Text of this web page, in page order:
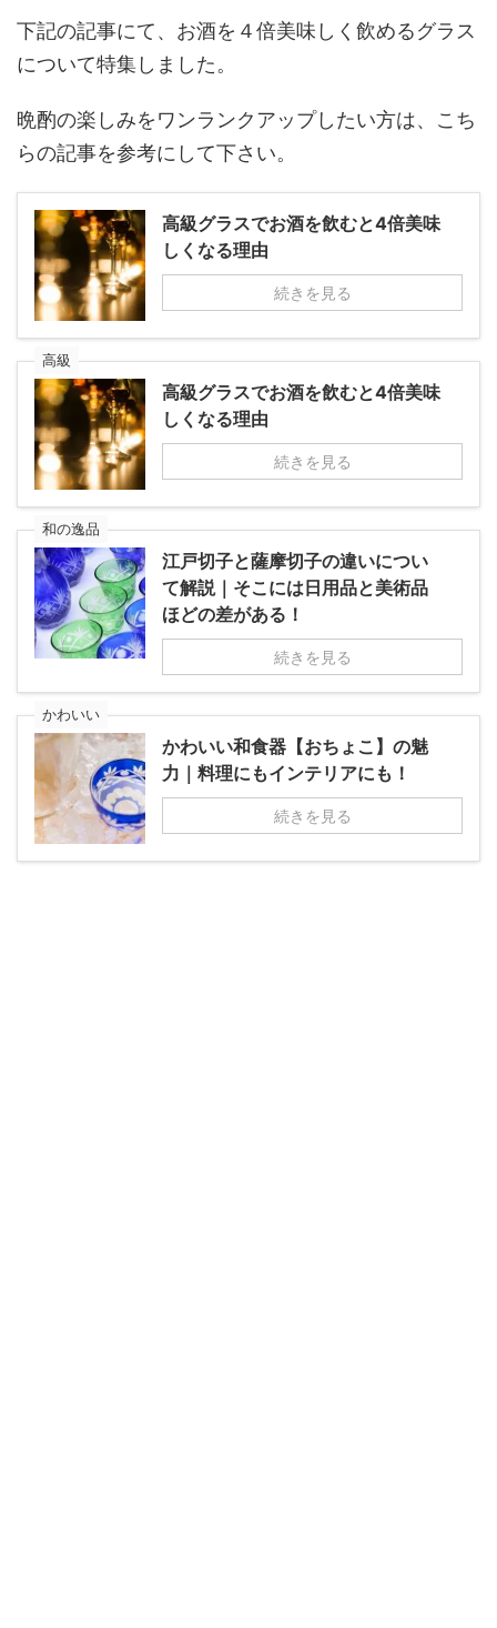
下記の記事にて、お酒を４倍美味しく飲めるグラス
について特集しました。
晩酌の楽しみをワンランクアップしたい方は、こち
らの記事を参考にして下さい。
高級グラスでお酒を飲むと4倍美味
しくなる理由
続きを見る
高級
高級グラスでお酒を飲むと4倍美味
しくなる理由
続きを見る
和の逸品
江戸切子と薩摩切子の違いについ
て解説｜そこには日用品と美術品
ほどの差がある！
続きを見る
かわいい
かわいい和食器【おちょこ】の魅
力｜料理にもインテリアにも！
続きを見る